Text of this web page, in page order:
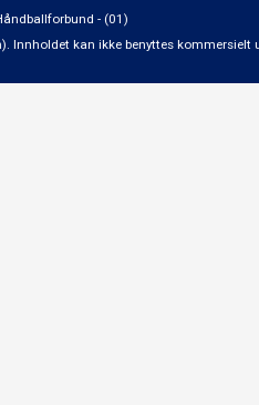
- (01)
kan ikke benyttes kommersielt